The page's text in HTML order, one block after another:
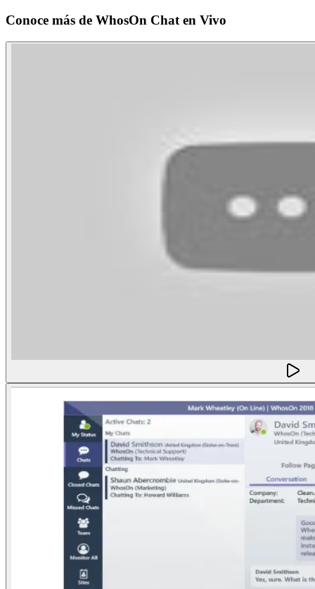
Conoce más de WhosOn Chat en Vivo